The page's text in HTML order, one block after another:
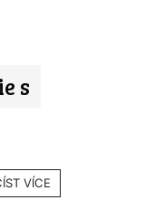
s
VÍCE